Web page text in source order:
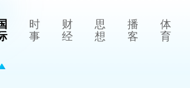
时
事
财
经
思
想
播
客
体
育